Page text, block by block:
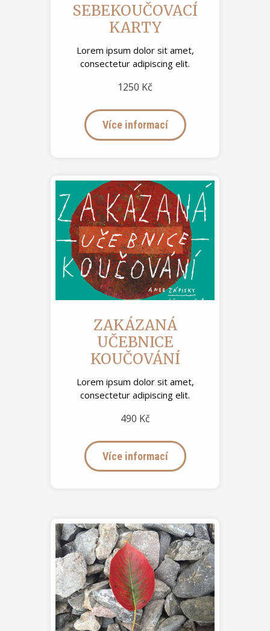
SEBEKOUČOVACÍ
KARTY
Lorem ipsum dolor sit amet,
consectetur adipiscing elit.
1250 Kč
Více informací
ZAKÁZANÁ
UČEBNICE
KOUČOVÁNÍ
Lorem ipsum dolor sit amet,
consectetur adipiscing elit.
490 Kč
Více informací